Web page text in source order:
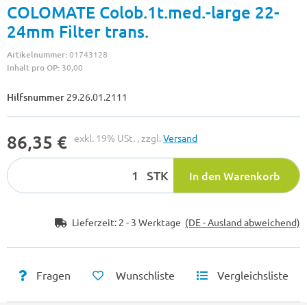
COLOMATE Colob.1t.med.-large 22-
24mm Filter trans.
Artikelnummer:01743128
Inhalt pro OP: 30,00
Hilfsnummer 29.26.01.2111
86,35 € exkl. 19% USt. , zzgl.Versand
STK In den Warenkorb
Lieferzeit: 2 - 3 Werktage (DE - Ausland abweichend)
Fragen Wunschliste Vergleichsliste